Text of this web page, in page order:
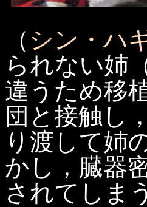
（ シン・ハ
られない姉
違うため移
団と接触し
り渡して姉
かし，臓器
されてしま